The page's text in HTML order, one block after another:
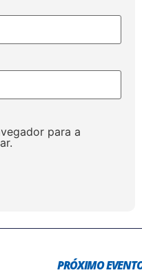
para a
PRÓXIMO